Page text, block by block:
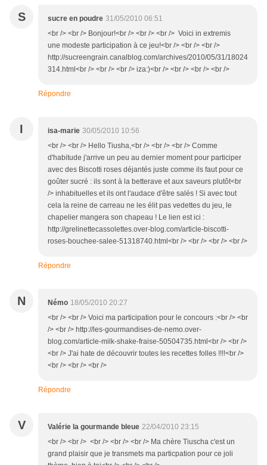
S sucre en poudre 31/05/2010 06:51
<br /> <br /> Bonjour!<br /> <br /> <br /> Voici in extremis
une modeste participation à ce jeu!<br /> <br /> <br />
http://sucreengrain.canalblog.com/archives/2010/05/31/18024
314.html<br /> <br /> <br /> iza:)<br /> <br /> <br /> <br />
Répondre
I isa-marie 30/05/2010 10:56
<br /> <br /> Hello Tiusha,<br /> <br /> <br /> Comme
d'habitude j'arrive un peu au dernier moment pour participer
avec des Biscotti roses déjantés juste comme ils faut pour ce
goûter sucré : ils sont à la betterave et aux saveurs plutôt<br
/> inhabituelles et ils ont l'audace d'être salés ! Si avec tout
cela la reine de carreau ne les élit pas vedettes du jeu, le
chapelier mangera son chapeau ! Le lien est ici :
http://grelinettecassolettes.over-blog.com/article-biscotti-
roses-bouchee-salee-51318740.html<br /> <br /> <br /> <br />
Répondre
N Némo 18/05/2010 20:27
<br /> <br /> Voici ma participation pour le concours :<br /> <br
/> <br /> http://les-gourmandises-de-nemo.over-
blog.com/article-milk-shake-fraise-50504735.html<br /> <br />
<br /> J'ai hate de découvrir toutes les recettes folles !!!!<br />
<br /> <br /> <br />
Répondre
V Valérie la gourmande bleue 22/04/2010 23:15
<br /> <br /> <br /> <br /> <br /> Ma chère Tiuscha c'est un
grand plaisir que je transmets ma particpation pour ce joli